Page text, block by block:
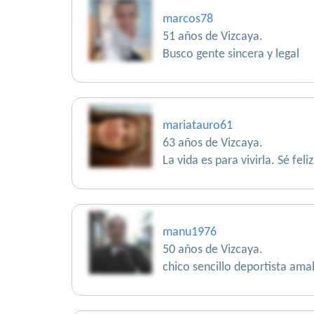
marcos78
51 años de Vizcaya.
Busco gente sincera y legal
mariatauro61
63 años de Vizcaya.
La vida es para vivirla. Sé
manu1976
50 años de Vizcaya.
chico sencillo deportista